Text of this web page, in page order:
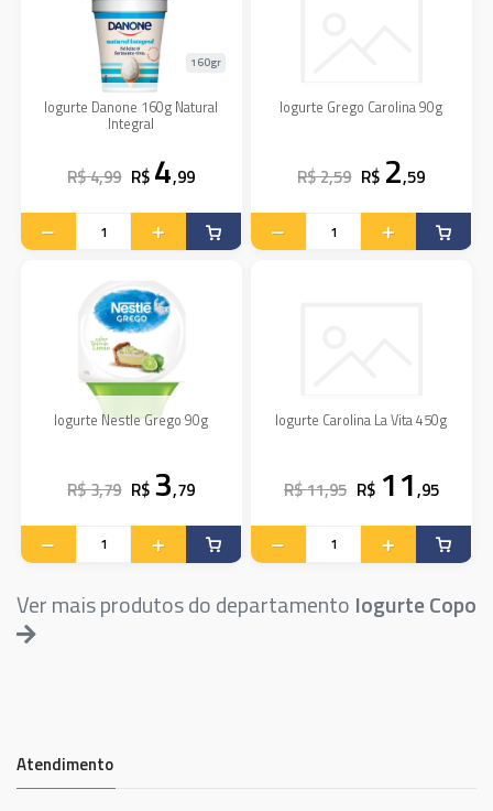
Iogurte Danone 160g Natural
Integral
160gr
R$ 4,99 R$ 4,99
Iogurte Grego Carolina 90g
R$ 2,59 R$ 2,59
Iogurte Nestle Grego 90g
R$ 3,79 R$ 3,79
Iogurte Carolina La Vita 450g
R$ 11,95 R$ 11,95
Ver mais produtos do departamento Iogurte Copo
Atendimento